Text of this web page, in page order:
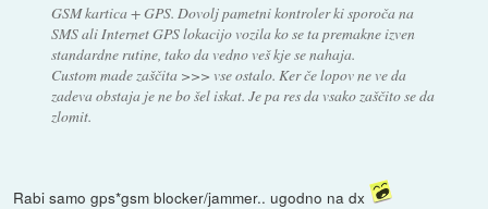
GSM kartica + GPS. Dovolj pametni kontroler ki sporoča na
SMS ali Internet GPS lokacijo vozila ko se ta premakne izven
standardne rutine, tako da vedno veš kje se nahaja.
Custom made zaščita >>> vse ostalo. Ker če lopov ne ve da
zadeva obstaja je ne bo šel iskat. Je pa res da vsako zaščito se da
zlomit.
Rabi samo gps*gsm blocker/jammer.. ugodno na dx